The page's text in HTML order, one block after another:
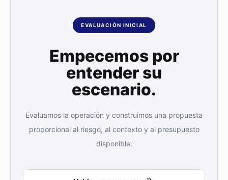
EVALUACIÓN INICIAL
Empecemos por
entender su
escenario.
Evaluamos la operación y construimos una propuesta
proporcional al riesgo, al contexto y al presupuesto
disponible.